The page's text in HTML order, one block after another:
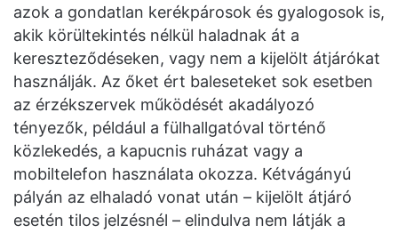
azok a gondatlan kerékpárosok és gyalogosok is,
akik körültekintés nélkül haladnak át a
kereszteződéseken, vagy nem a kijelölt átjárókat
használják. Az őket ért baleseteket sok esetben
az érzékszervek működését akadályozó
tényezők, például a fülhallgatóval történő
közlekedés, a kapucnis ruházat vagy a
mobiltelefon használata okozza. Kétvágányú
pályán az elhaladó vonat után – kijelölt átjáró
esetén tilos jelzésnél – elindulva nem látják a